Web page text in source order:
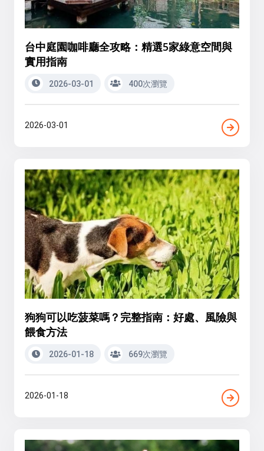
台中庭園咖啡廳全攻略：精選5家綠意空間與
實用指南
2026-03-01 400次瀏覽
2026-03-01
狗狗可以吃菠菜嗎？完整指南：好處、風險與
餵食方法
2026-01-18 669次瀏覽
2026-01-18